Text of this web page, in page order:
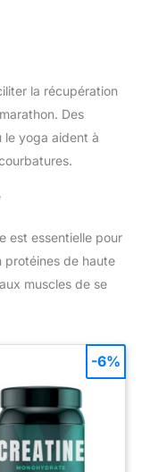
la récupération
Des
le yoga aident à
est essentielle pour
protéines de haute
muscles de se
-6%